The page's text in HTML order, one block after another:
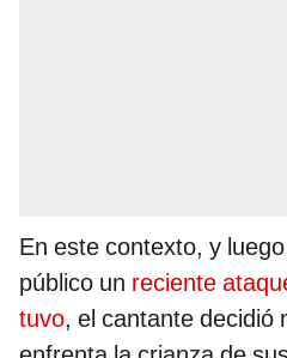
En este contexto, y
público un reciente
tuvo, el cantante decidió